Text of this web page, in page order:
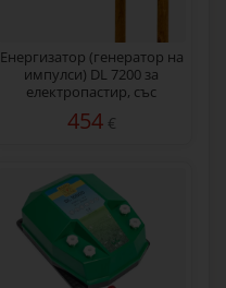
Eнергизатор (генератор на
импулси) DL 7200 за
електропастир, със
соларен панел 50 W
454€